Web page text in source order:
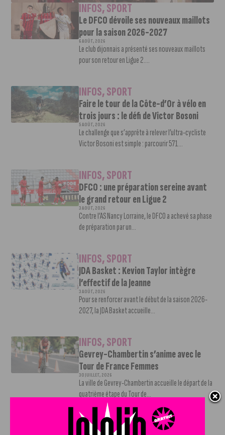
INFOS,SPORT
Le DFCO dévoile ses nouveaux maillots
pour la saison 2026-2027
6 AOÛT, 2026
Le club dijonnais a présenté ses nouveaux maillots
pour son retour en Ligue 2....
INFOS,SPORT
Faire le tour de la Côte-d’Or à vélo en
trois jours : le défi de Victor Bosoni
5 AOÛT, 2026
Le challenge que s’apprête à relever l’ultra-cycliste
Victor Bosoni est simple : parcourir 571...
INFOS,SPORT
DFCO : une préparation sereine avant
le grand retour en Ligue 2
3 AOÛT, 2026
Contre l’AS Nancy Lorraine, le DFCO a achevé sa phase
de préparation par un...
INFOS,SPORT
JDA Basket : Kevion Taylor intègre
l’effectif de la Jeanne
3 AOÛT, 2026
Pour se renforcer avant le début de la saison 2026-
2027, la JDA Basket accueille...
INFOS,SPORT
Gevrey-Chambertin s’anime avec le
Tour de France Femmes
30 JUILLET, 2026
La ville de Gevrey-Chambertin accueille le départ de la
quatrième étape du Tour de...
INFOS ,SPORT